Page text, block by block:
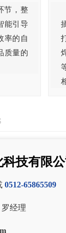
节，整
能引导
率的自
质量的
技有限公
0512-65865509
罗经理